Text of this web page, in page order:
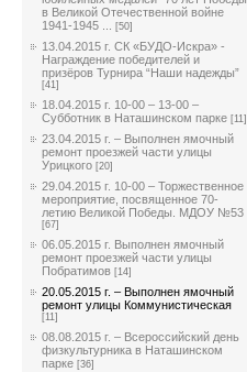
в Великой Отечественной войне
1941-1945 ...
[50]
13.04.2015 г. СК «БУДО-Искра» -
Награждение победителей и
призёров Турнира “Наши надежды”
[41]
18.04.2015 г. 10-00 – 13-00 –
Субботник в Наташинском парке [11]
23.04.2015 г. – Выполнен ямочный
ремонт проезжей части улицы
Урицкого [20]
29.04.2015 г. 10-00 – Торжественное
мероприятие, посвященное 70-
летию Великой Победы. МДОУ №53
[67]
06.05.2015 г. Выполнен ямочный
ремонт проезжей части улицы
Побратимов [14]
20.05.2015 г. – Выполнен ямочный
ремонт улицы Коммунистическая
[11]
08.08.2015 г. – Всероссийский день
физкультурника в Наташинском
парке [36]